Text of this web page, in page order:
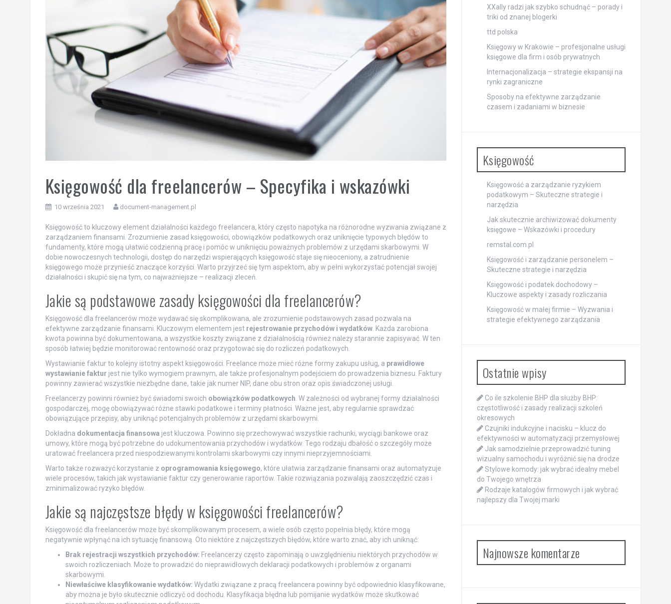
Księgowość dla freelancerów – Specyfika i wskazówki
10 września 2021 document-management.pl
Księgowość to kluczowy element działalności każdego freelancera, który często napotyka na różnorodne wyzwania związane z
zarządzaniem finansami. Zrozumienie zasad księgowości, obowiązków podatkowych oraz uniknięcie typowych błędów to
fundamenty, które mogą ułatwić codzienną pracę i pomóc w uniknięciu poważnych problemów z urzędami skarbowymi. W
dobie nowoczesnych technologii, dostęp do narzędzi wspierających księgowość staje się nieoceniony, a zatrudnienie
księgowego może przynieść znaczące korzyści. Warto przyjrzeć się tym aspektom, aby w pełni wykorzystać potencjał swojej
działalności i skupić się na tym, co najważniejsze – realizacji zleceń.
Jakie są podstawowe zasady księgowości dla freelancerów?
Księgowość dla freelancerów może wydawać się skomplikowana, ale zrozumienie podstawowych zasad pozwala na
efektywne zarządzanie finansami. Kluczowym elementem jest rejestrowanie przychodów i wydatków. Każda zarobiona
kwota powinna być dokumentowana, a wszystkie koszty związane z działalnością również należy starannie zapisywać. W ten
sposób łatwiej będzie monitorować rentowność oraz przygotować się do rozliczeń podatkowych.
Wystawianie faktur to kolejny istotny aspekt księgowości. Freelance może mieć różne formy zakupu usług, a prawidłowe
wystawianie faktur jest nie tylko wymogiem prawnym, ale także profesjonalnym podejściem do prowadzenia biznesu. Faktury
powinny zawierać wszystkie niezbędne dane, takie jak numer NIP, dane obu stron oraz opis świadczonej usługi.
Freelancerzy powinni również być świadomi swoich obowiązków podatkowych . W zależności od wybranej formy działalności
gospodarczej, mogę obowiązywać różne stawki podatkowe i terminy płatności. Ważne jest, aby regularnie sprawdzać
obowiązujące przepisy, aby uniknąć potencjalnych problemów z urzędami skarbowymi.
Dokładna dokumentacja finansowa jest kluczowa. Powinno się przechowywać wszystkie rachunki, wyciągi bankowe oraz
umowy, które mogą być potrzebne do udokumentowania przychodów i wydatków. Tego rodzaju dbałość o szczegóły może
uratować freelancera przed niespodziewanymi kontrolami skarbowymi czy innymi nieprzyjemnościami.
Warto także rozważyć korzystanie z oprogramowania księgowego, które ułatwia zarządzanie finansami oraz automatyzuje
wiele procesów, takich jak wystawianie faktur czy generowanie raportów. Takie rozwiązania pozwalają zaoszczędzić czas i
zminimalizować ryzyko błędów.
Jakie są najczęstsze błędy w księgowości freelancerów?
Księgowość dla freelancerów może być skomplikowanym procesem, a wiele osób często popełnia błędy, które mogą
negatywnie wpłynąć na ich sytuację finansową. Oto niektóre z najczęstszych błędów, które warto znać, aby ich uniknąć:
Brak rejestracji wszystkich przychodów: Freelancerzy często zapominają o uwzględnieniu niektórych przychodów w
swoich rozliczeniach. Może to prowadzić do nieprawidłowych deklaracji podatkowych i problemów z organami
skarbowymi.
Niewłaściwe klasyfikowanie wydatków: Wydatki związane z pracą freelancera powinny być odpowiednio klasyfikowane,
aby można je było skutecznie odliczyć od dochodu. Klasyfikacja błędna lub pomijanie wydatków może skutkować
XXally radzi jak szybko schudnąć – porady i
triki od znanej blogerki
ttd polska
Księgowy w Krakowie – profesjonalne usługi
księgowe dla firm i osób prywatnych
Internacjonalizacja – strategie ekspansji na
rynki zagraniczne
Sposoby na efektywne zarządzanie
czasem i zadaniami w biznesie
Księgowość
Księgowość a zarządzanie ryzykiem
podatkowym – Skuteczne strategie i
narzędzia
Jak skutecznie archiwizować dokumenty
księgowe – Wskazówki i procedury
remstal.com.pl
Księgowość i zarządzanie personelem –
Skuteczne strategie i narzędzia
Księgowość i podatek dochodowy –
Kluczowe aspekty i zasady rozliczania
Księgowość w małej firmie – Wyzwania i
strategie efektywnego zarządzania
Ostatnie wpisy
Co ile szkolenie BHP dla służby BHP:
częstotliwość i zasady realizacji szkoleń
okresowych
Czujniki indukcyjne i nacisku – klucz do
efektywności w automatyzacji przemysłowej
Jak samodzielnie przeprowadzić tuning
wizualny samochodu i wyróżnić się na drodze
Stylowe komody: jak wybrać idealny mebel
do Twojego wnętrza
Rodzaje katalogów firmowych i jak wybrać
najlepszy dla Twojej marki
Najnowsze komentarze